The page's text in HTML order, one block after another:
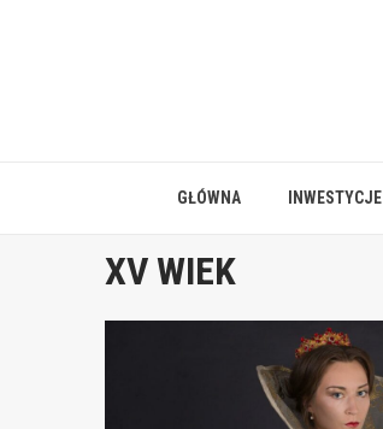
GŁÓWNA INWESTYCJE
XV WIEK